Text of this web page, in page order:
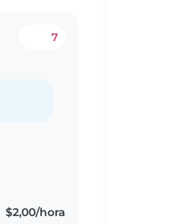
7
$2,00/hora